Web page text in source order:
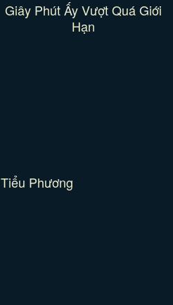
Giây Phút Ấy Vượt Quá Giới
Hạn
Tiểu Phương